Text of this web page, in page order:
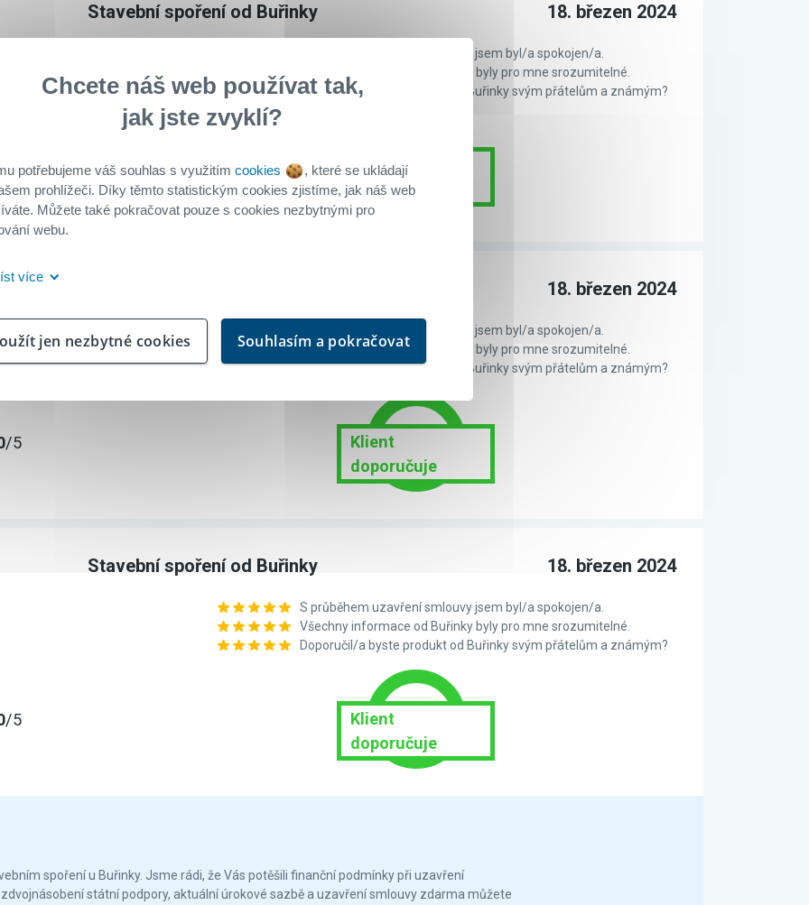
Stavební spoření od Buřinky 18. březen 2024
S průběhem uzavření smlouvy jsem byl/a spokojen/a.
Všechny informace od Buřinky byly pro mne srozumitelné.
Doporučil/a byste produkt od Buřinky svým přátelům a známým?
/5
Klient
doporučuje
18. březen 2024
S průběhem uzavření smlouvy jsem byl/a spokojen/a.
Všechny informace od Buřinky byly pro mne srozumitelné.
Doporučil/a byste produkt od Buřinky svým přátelům a známým?
/5
Klient
doporučuje
Stavební spoření od Buřinky 18. březen 2024
S průběhem uzavření smlouvy jsem byl/a spokojen/a.
Všechny informace od Buřinky byly pro mne srozumitelné.
Doporučil/a byste produkt od Buřinky svým přátelům a známým?
/5
Klient
doporučuje
spoření u Buřinky. Jsme rádi, že Vás potěšili finanční podmínky při uzavření
státní podpory, aktuální úrokové sazbě a uzavření smlouvy zdarma můžete
Chcete náš web používat tak,
jak jste zvyklí?
potřebujeme váš souhlas s využitím cookies
, které se ukládají
prohlížeči. Díky těmto statistickým cookies zjistíme, jak náš web
Můžete také pokračovat pouze s cookies nezbytnými pro
webu.
více
Souhlasím a pokračovat
jen nezbytné cookies